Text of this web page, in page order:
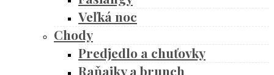
Veľká noc
Chody
Predjedlo a chuťovky
Raňajky a brunch